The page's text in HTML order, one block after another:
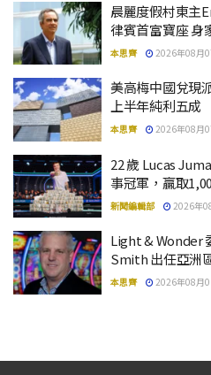
晨麗度假村東主
律賓首富寶座 身
本思齊 2026年08月
美高梅中國兌現
上半年純利五成
本思齊 2026年08月
22 歲 Lucas
事冠軍，贏取
新聞編輯部 2026年
Light & Wonder
Smith 出任亞洲
本思齊 2026年08月